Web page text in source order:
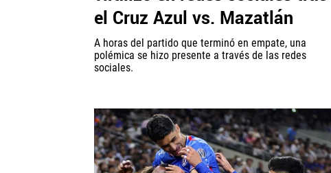
el Cruz Azul vs. Mazatlán
A horas del partido que terminó en empate, una
polémica se hizo presente a través de las redes
sociales.